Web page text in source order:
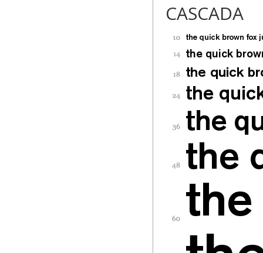
CASCADA